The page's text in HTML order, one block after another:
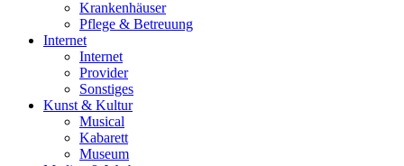
Krankenhäuser
Pflege & Betreuung
Internet
Internet
Provider
Sonstiges
Kunst & Kultur
Musical
Kabarett
Museum